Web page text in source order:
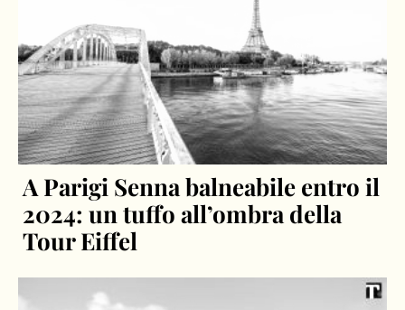
A Parigi Senna balneabile entro il
2024: un tuffo all’ombra della
Tour Eiffel